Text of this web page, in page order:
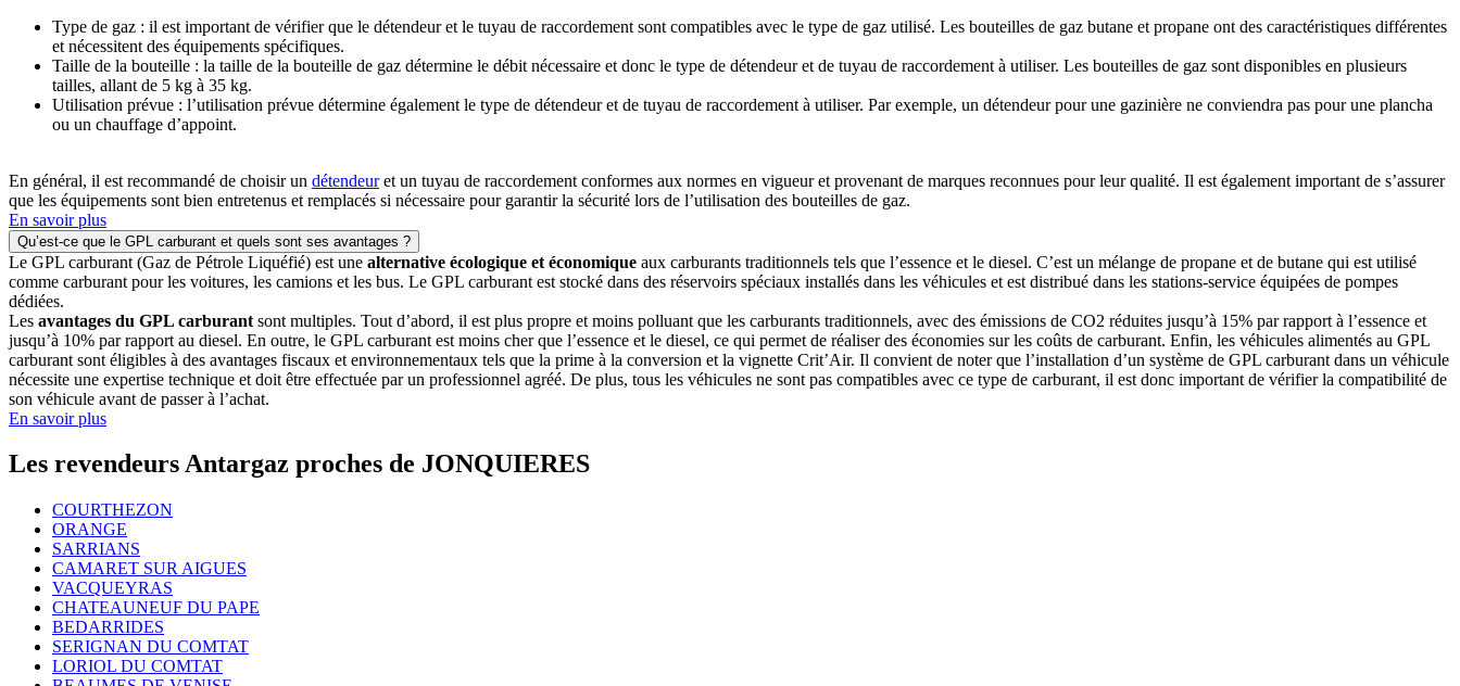
Type de gaz : il est important de vérifier que le détendeur et le tuyau de raccordement sont compatibles avec le type de gaz utilisé. Les bouteilles de gaz butane et propane ont des caractéristiques différentes
et nécessitent des équipements spécifiques.
Taille de la bouteille : la taille de la bouteille de gaz détermine le débit nécessaire et donc le type de détendeur et de tuyau de raccordement à utiliser. Les bouteilles de gaz sont disponibles en plusieurs
tailles, allant de 5 kg à 35 kg.
Utilisation prévue : l’utilisation prévue détermine également le type de détendeur et de tuyau de raccordement à utiliser. Par exemple, un détendeur pour une gazinière ne conviendra pas pour une plancha
ou un chauffage d’appoint.
En général, il est recommandé de choisir un détendeuret un tuyau de raccordement conformes aux normes en vigueur et provenant de marques reconnues pour leur qualité. Il est également important de s’assurer
que les équipements sont bien entretenus et remplacés si nécessaire pour garantir la sécurité lors de l’utilisation des bouteilles de gaz.
En savoir plus
Qu’est-ce que le GPL carburant et quels sont ses avantages ?
Le GPL carburant (Gaz de Pétrole Liquéfié) est une alternative écologique et économique aux carburants traditionnels tels que l’essence et le diesel. C’est un mélange de propane et de butane qui est utilisé
comme carburant pour les voitures, les camions et les bus. Le GPL carburant est stocké dans des réservoirs spéciaux installés dans les véhicules et est distribué dans les stations-service équipées de pompes
dédiées.
Les avantages du GPL carburant sont multiples. Tout d’abord, il est plus propre et moins polluant que les carburants traditionnels, avec des émissions de CO2 réduites jusqu’à 15% par rapport à l’essence et
jusqu’à 10% par rapport au diesel. En outre, le GPL carburant est moins cher que l’essence et le diesel, ce qui permet de réaliser des économies sur les coûts de carburant. Enfin, les véhicules alimentés au GPL
carburant sont éligibles à des avantages fiscaux et environnementaux tels que la prime à la conversion et la vignette Crit’Air. Il convient de noter que l’installation d’un système de GPL carburant dans un véhicule
nécessite une expertise technique et doit être effectuée par un professionnel agréé. De plus, tous les véhicules ne sont pas compatibles avec ce type de carburant, il est donc important de vérifier la compatibilité de
son véhicule avant de passer à l’achat.
En savoir plus
Les revendeurs Antargaz proches de JONQUIERES
COURTHEZON
ORANGE
SARRIANS
CAMARET SUR AIGUES
VACQUEYRAS
CHATEAUNEUF DU PAPE
BEDARRIDES
SERIGNAN DU COMTAT
LORIOL DU COMTAT